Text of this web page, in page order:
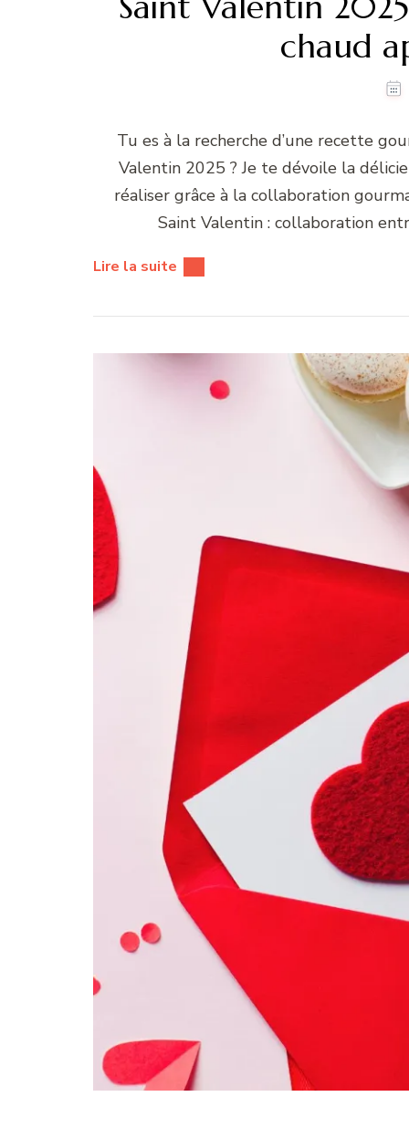
chaud
Tu es à la recherche d’une recette
Valentin 2025 ? Je te dévoile la
réaliser grâce à la collaboration
Saint Valentin : collaboration
Lire la suite